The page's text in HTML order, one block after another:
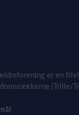
er en
(Trille/T